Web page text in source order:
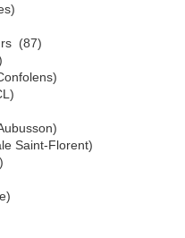
(87)
Saint-Florent)